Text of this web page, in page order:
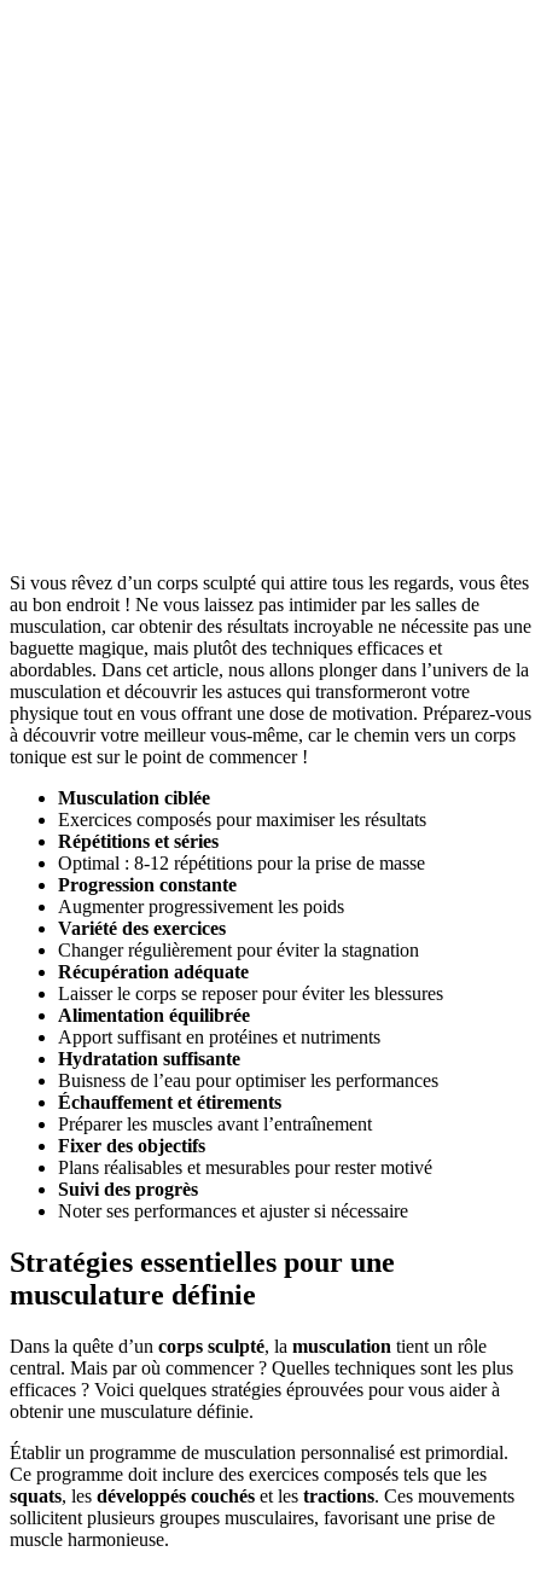
Si vous rêvez d’un corps sculpté qui attire tous les regards, vous êtes
au bon endroit ! Ne vous laissez pas intimider par les salles de
musculation, car obtenir des résultats incroyable ne nécessite pas une
baguette magique, mais plutôt des techniques efficaces et
abordables. Dans cet article, nous allons plonger dans l’univers de la
musculation et découvrir les astuces qui transformeront votre
physique tout en vous offrant une dose de motivation. Préparez-vous
à découvrir votre meilleur vous-même, car le chemin vers un corps
tonique est sur le point de commencer !
Musculation ciblée
Exercices composés pour maximiser les résultats
Répétitions et séries
Optimal : 8-12 répétitions pour la prise de masse
Progression constante
Augmenter progressivement les poids
Variété des exercices
Changer régulièrement pour éviter la stagnation
Récupération adéquate
Laisser le corps se reposer pour éviter les blessures
Alimentation équilibrée
Apport suffisant en protéines et nutriments
Hydratation suffisante
Buisness de l’eau pour optimiser les performances
Échauffement et étirements
Préparer les muscles avant l’entraînement
Fixer des objectifs
Plans réalisables et mesurables pour rester motivé
Suivi des progrès
Noter ses performances et ajuster si nécessaire
Stratégies essentielles pour une
musculature définie
Dans la quête d’un corps sculpté, la musculation tient un rôle
central. Mais par où commencer ? Quelles techniques sont les plus
efficaces ? Voici quelques stratégies éprouvées pour vous aider à
obtenir une musculature définie.
Établir un programme de musculation personnalisé est primordial.
Ce programme doit inclure des exercices composés tels que les
squats, les développés couchés et les tractions. Ces mouvements
sollicitent plusieurs groupes musculaires, favorisant une prise de
muscle harmonieuse.